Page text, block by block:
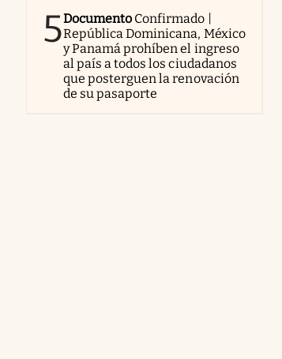
5Documento Confirmado |
República Dominicana, México
y Panamá prohíben el ingreso
al país a todos los ciudadanos
que posterguen la renovación
de su pasaporte